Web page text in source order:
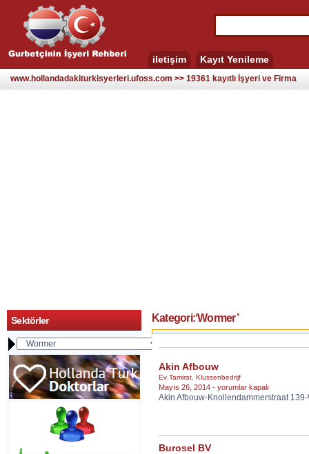
iletişim Kayıt Yenileme
www.hollandadakiturkisyerleri.ufoss.com >> 19361 kayıtlı İşyeri ve Firma
Sektörler Kategori:‘Wormer’
Akin Afbouw
Ev Tamirat Klussenbedrijf
Mayıs 26, 2014 - Akin
Afbouw
yorumlar kapalı
Akin Afbouw-Knollendammerstraat
Burosel BV